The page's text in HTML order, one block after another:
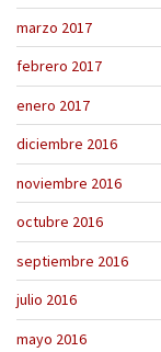
marzo 2017
febrero 2017
enero 2017
diciembre 2016
noviembre 2016
octubre 2016
septiembre 2016
julio 2016
mayo 2016